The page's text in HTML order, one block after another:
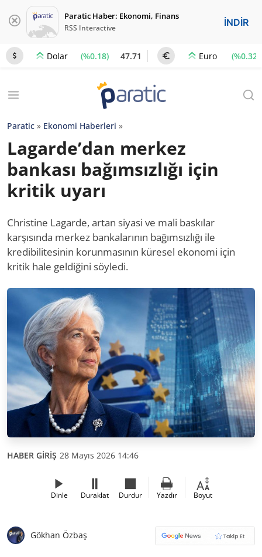
Paratic Haber: Ekonomi, Finans
RSS Interactive İNDİR
Dolar (%0.18) 47.71 Euro (%0.32)
Paratic » Ekonomi Haberleri »
Lagarde’dan merkez
bankası bağımsızlığı için
kritik uyarı
Christine Lagarde, artan siyasi ve mali baskılar
karşısında merkez bankalarının bağımsızlığı ile
kredibilitesinin korunmasının küresel ekonomi için
kritik hale geldiğini söyledi.
HABER GİRİŞ 28 Mayıs 2026 14:46
Dinle Duraklat Durdur Yazdır Boyut
Gökhan Özbaş